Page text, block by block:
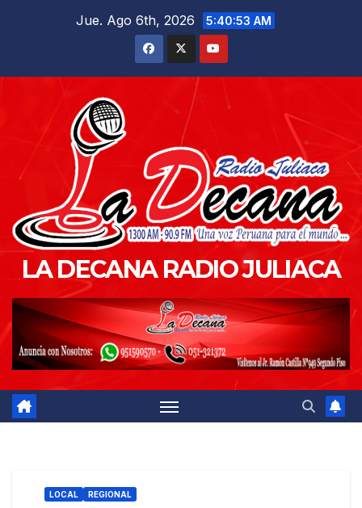
Jue. Ago 6th, 2026 5:40:54 AM
LA DECANA RADIO JULIACA
LOCAL REGIONAL